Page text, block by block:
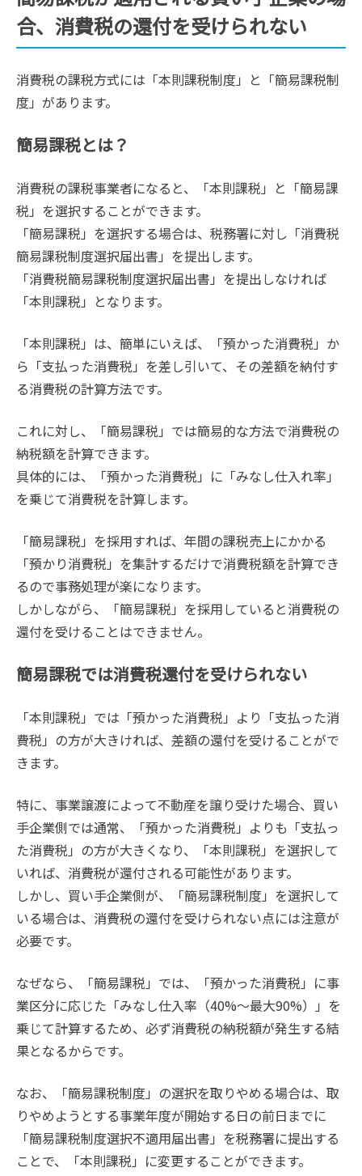
合、消費税の還付を受けられない
消費税の課税方式には「本則課税制度」と「簡易課税制
度」があります。
簡易課税とは？
消費税の課税事業者になると、「本則課税」と「簡易課
税」を選択することができます。
「簡易課税」を選択する場合は、税務署に対し「消費税
簡易課税制度選択届出書」を提出します。
「消費税簡易課税制度選択届出書」を提出しなければ
「本則課税」となります。
「本則課税」は、簡単にいえば、「預かった消費税」か
ら「支払った消費税」を差し引いて、その差額を納付す
る消費税の計算方法です。
これに対し、「簡易課税」では簡易的な方法で消費税の
納税額を計算できます。
具体的には、「預かった消費税」に「みなし仕入れ率」
を乗じて消費税を計算します。
「簡易課税」を採用すれば、年間の課税売上にかかる
「預かり消費税」を集計するだけで消費税額を計算でき
るので事務処理が楽になります。
しかしながら、「簡易課税」を採用していると消費税の
還付を受けることはできません。
簡易課税では消費税還付を受けられない
「本則課税」では「預かった消費税」より「支払った消
費税」の方が大きければ、差額の還付を受けることがで
きます。
特に、事業譲渡によって不動産を譲り受けた場合、買い
手企業側では通常、「預かった消費税」よりも「支払っ
た消費税」の方が大きくなり、「本則課税」を選択して
いれば、消費税が還付される可能性があります。
しかし、買い手企業側が、「簡易課税制度」を選択して
いる場合は、消費税の還付を受けられない点には注意が
必要です。
なぜなら、「簡易課税」では、「預かった消費税」に事
業区分に応じた「みなし仕入率（40%～最大90%）」を
乗じて計算するため、必ず消費税の納税額が発生する結
果となるからです。
なお、「簡易課税制度」の選択を取りやめる場合は、取
りやめようとする事業年度が開始する日の前日までに
「簡易課税制度選択不適用届出書」を税務署に提出する
ことで、「本則課税」に変更することができます。